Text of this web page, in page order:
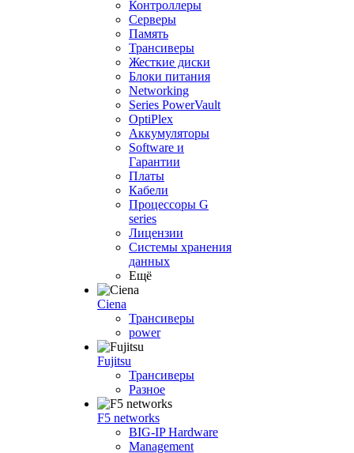
Контроллеры
Серверы
Память
Трансиверы
Жесткие диски
Блоки питания
Networking
Series PowerVault
OptiPlex
Аккумуляторы
Software и
Гарантии
Платы
Кабели
Процессоры G
series
Лицензии
Системы хранения
данных
Ещё
Ciena
Трансиверы
power
Fujitsu
Трансиверы
Разное
F5 networks
BIG-IP Hardware
Management